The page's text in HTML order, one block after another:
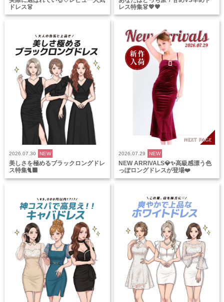
ドレス👗
レス特集👗💖🖤
2026.07.30 NEW
美しさを極めるブラックロングドレ
ス特集🐈‍⬛
2026.07.29 NEW
NEW ARRIVALS💎✨高級感漂う色
っぽロングドレスが登場❤️